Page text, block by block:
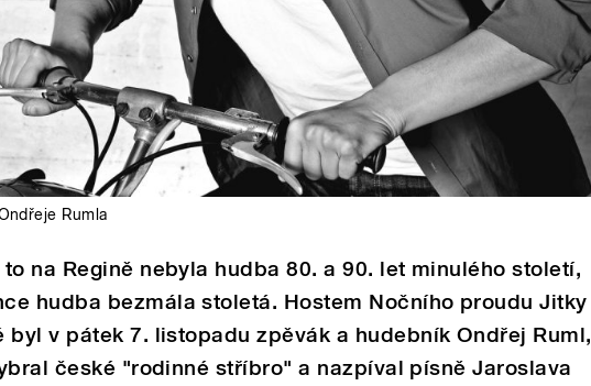
Rumla
to na Regině nebyla hudba 80. a 90. let minulého století,
hudba bezmála stoletá. Hostem Nočního proudu Jitky
byl v pátek 7. listopadu zpěvák a hudebník Ondřej Ruml,
české "rodinné stříbro" a nazpíval písně Jaroslava